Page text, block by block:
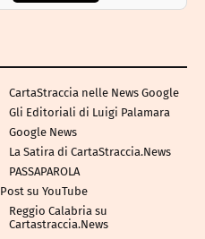
CartaStraccia nelle News Google
Gli Editoriali di Luigi Palamara
Google News
La Satira di CartaStraccia.News
PASSAPAROLA
Post su YouTube
Reggio Calabria su
Cartastraccia.News